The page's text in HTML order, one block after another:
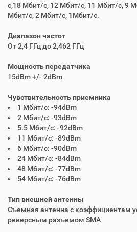
с,18 Мбит/с, 12 Мбит/с, 11 Мбит/с, 9
Мбит/с, 2 Мбит/с, 1Мбит/с.
Диапазон частот
От 2,4 ГГц до 2,462 ГГц
Мощность передатчика
15dBm +/- 2dBm
Чувствительность приемника
1 Мбит/с: -94dBm
2 Мбит/с: -93dBm
5.5 Мбит/с: -92dBm
11 Мбит/с: -89dBm
6 Мбит/с: -90dBm
24 Мбит/с: -84dBm
48 Мбит/с: -77dBm
54 Мбит/с: -76dBm
Тип внешней антенны
Съемная антенна с коэффициентам
реверсным разъемом SMA